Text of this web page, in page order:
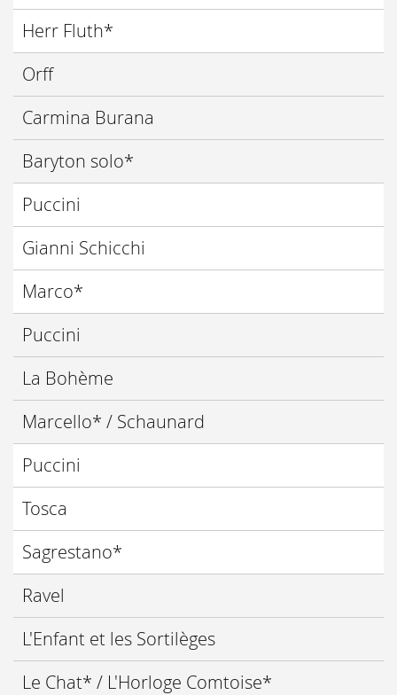
Herr Fluth*
Orff
Carmina Burana
Baryton solo*
Puccini
Gianni Schicchi
Marco*
Puccini
La Bohème
Marcello* / Schaunard
Puccini
Tosca
Sagrestano*
Ravel
L'Enfant et les Sortilèges
Le Chat* / L'Horloge Comtoise*